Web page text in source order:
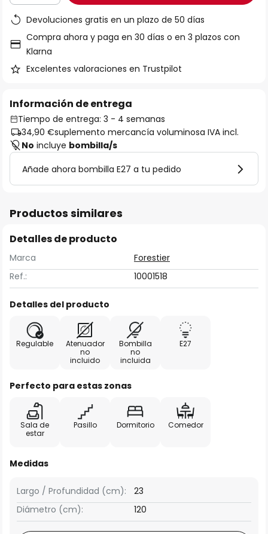
Devoluciones gratis en un plazo de 50 días
Compra ahora y paga en 30 días o en 3 plazos con
Klarna
Excelentes valoraciones en Trustpilot
Información de entrega
Tiempo de entrega: 3 - 4 semanas
34,90 €suplemento mercancía voluminosa IVA incl.
No incluye bombilla/s
Añade ahora bombilla E27 a tu pedido
Productos similares
Detalles de producto
Marca
Forestier
Ref.:
10001518
Detalles del producto
Regulable
Atenuador
no
incluido
Bombilla
no
incluida
E27
Perfecto para estas zonas
Sala de
estar
Pasillo Dormitorio Comedor
Medidas
Largo / Profundidad (cm):
23
Diámetro (cm):
120